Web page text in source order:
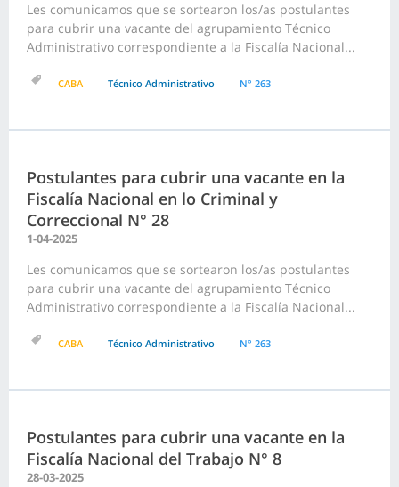
Les comunicamos que se sortearon los/as postulantes
para cubrir una vacante del agrupamiento Técnico
Administrativo correspondiente a la Fiscalía Nacional...
CABA Técnico Administrativo N° 263
Postulantes para cubrir una vacante en la
Fiscalía Nacional en lo Criminal y
Correccional N° 28
1-04-2025
Les comunicamos que se sortearon los/as postulantes
para cubrir una vacante del agrupamiento Técnico
Administrativo correspondiente a la Fiscalía Nacional...
CABA Técnico Administrativo N° 263
Postulantes para cubrir una vacante en la
Fiscalía Nacional del Trabajo N° 8
28-03-2025